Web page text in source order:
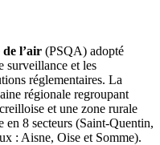
l’air (PSQA) adopté
surveillance et les
réglementaires. La
régionale regroupant
et une zone rurale
en 8 secteurs (Saint-Quentin,
: Aisne, Oise et Somme).